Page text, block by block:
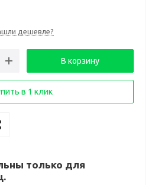
дешевле?
В корзину
в 1 клик
только для